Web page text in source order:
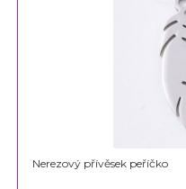
Nerezový přívěsek peříčko